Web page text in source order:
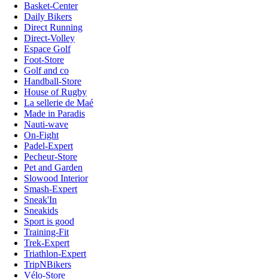
Basket-Center
Daily Bikers
Direct Running
Direct-Volley
Espace Golf
Foot-Store
Golf and co
Handball-Store
House of Rugby
La sellerie de Maé
Made in Paradis
Nauti-wave
On-Fight
Padel-Expert
Pecheur-Store
Pet and Garden
Slowood Interior
Smash-Expert
Sneak'In
Sneakids
Sport is good
Training-Fit
Trek-Expert
Triathlon-Expert
TripNBikers
Vélo-Store